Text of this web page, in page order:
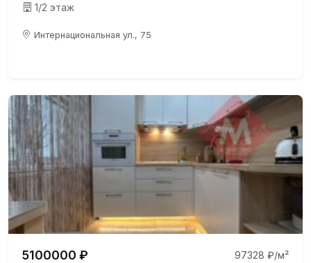
1/2 этаж
Интернациональная ул., 75
5100000 ₽ 97328 ₽/м²